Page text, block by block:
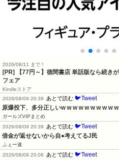
2026/08/11 まで！
[PR] 【77円～】徳間書店 単話版なら続き
フェア
Kindleストア
2026/08/09 20:39
あとで読む 🐦Tweet
原爆投下、多分正しいw w w w w w w w w
ガールズVIPまとめ
2026/08/09 20:39
あとで読む 🐦Tweet
借金が返せないから自●考えてるJ民
ふぇー速
2026/08/09 20:06
あとで読む 🐦Tweet